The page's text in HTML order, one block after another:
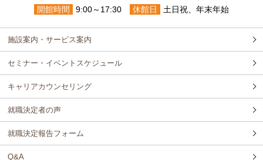
開館時間
9:00～17:30 休館日 土日祝、年末年始
施設案内・サービス案内
セミナー・イベントスケジュール
キャリアカウンセリング
就職決定者の声
就職決定報告フォーム
Q&A